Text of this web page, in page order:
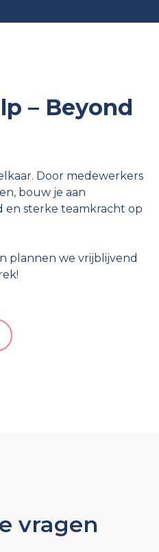
– Beyond
Door medewerkers
bouw je aan
en sterke teamkracht op
plannen we vrijblijvend
vragen